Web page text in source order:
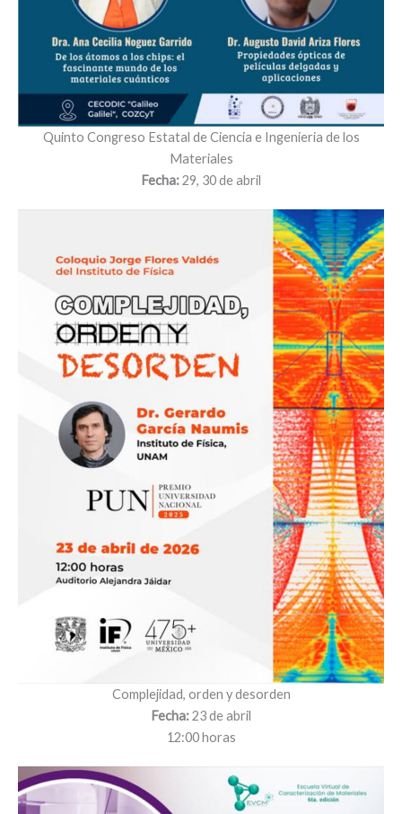
Quinto Congreso Estatal de Ciencia e Ingenieria de los
Materiales
Fecha:29, 30 de abril
Complejidad, orden y desorden
Fecha:23 de abril
12:00 horas